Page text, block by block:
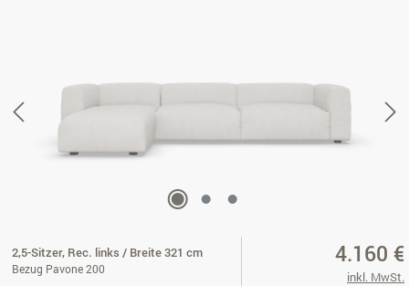
2,5-Sitzer, Rec. links / Breite 321 cm
Bezug Pavone 200
4.160 €
inkl. MwSt.